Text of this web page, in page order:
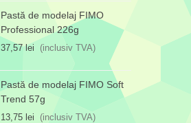
Pastă de modelaj FIMO
Professional 226g
37,57 lei (inclusiv TVA)
Pastă de modelaj FIMO Soft
Trend 57g
13,75 lei (inclusiv TVA)